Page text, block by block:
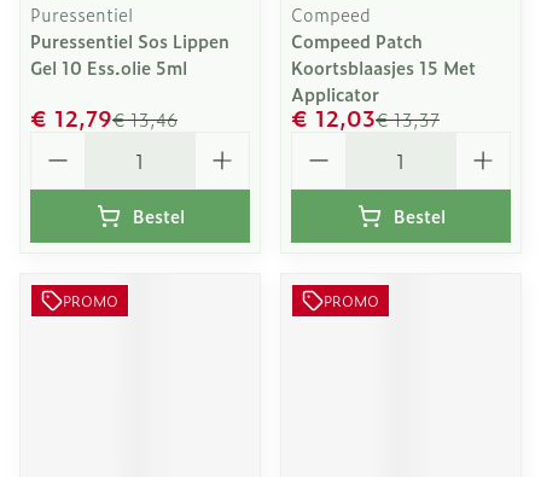
Puressentiel
Puressentiel Sos Lippen
Gel 10 Ess.olie 5ml
€ 13,46
€ 12,79
Bestel
Compeed
Compeed Patch
Koortsblaasjes 15 Met
Applicator
€ 13,37
€ 12,03
Bestel
PROMO PROMO